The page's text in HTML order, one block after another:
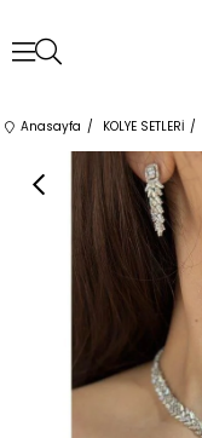
Anasayfa KOLYE SETLERİ